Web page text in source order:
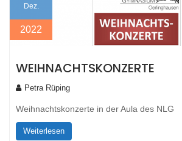
Dez.
2022
WEIHNACHTSKONZERTE
Petra Rüping
Weihnachtskonzerte in der Aula des NLG
Weiterlesen